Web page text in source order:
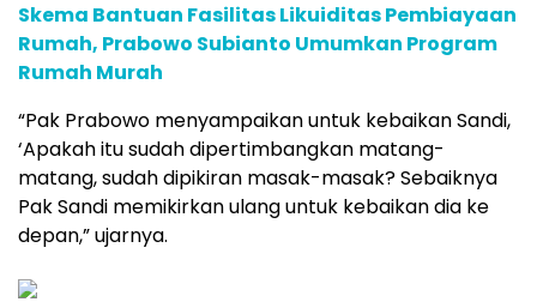
Skema Bantuan Fasilitas Likuiditas Pembiayaan
Rumah, Prabowo Subianto Umumkan Program
Rumah Murah
“Pak Prabowo menyampaikan untuk kebaikan Sandi,
‘Apakah itu sudah dipertimbangkan matang-
matang, sudah dipikiran masak-masak? Sebaiknya
Pak Sandi memikirkan ulang untuk kebaikan dia ke
depan,” ujarnya.